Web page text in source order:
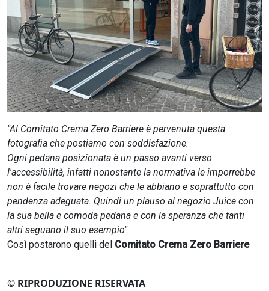
"Al Comitato Crema Zero Barriere è pervenuta questa
fotografia che postiamo con soddisfazione.
Ogni pedana posizionata è un passo avanti verso
l'accessibilità, infatti nonostante la normativa le imporrebbe
non è facile trovare negozi che le abbiano e soprattutto con
pendenza adeguata. Quindi un plauso al negozio Juice con
la sua bella e comoda pedana e con la speranza che tanti
altri seguano il suo esempio".
Così postarono quelli del Comitato Crema Zero Barriere
© RIPRODUZIONE RISERVATA